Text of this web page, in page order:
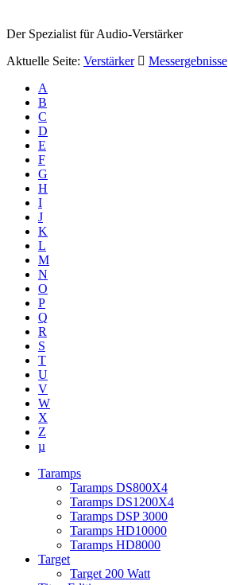
Der Spezialist für Audio-Verstärker
Aktuelle Seite: Verstärker Messergebnisse
A
B
C
D
E
F
G
H
I
J
K
L
M
N
O
P
Q
R
S
T
U
V
W
X
Z
µ
Taramps
Taramps DS800X4
Taramps DS1200X4
Taramps DSP 3000
Taramps HD10000
Taramps HD8000
Target
Target 200 Watt